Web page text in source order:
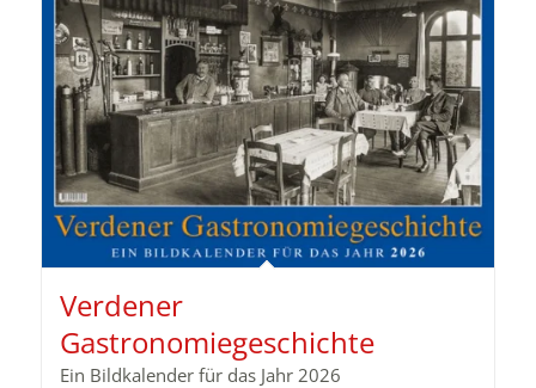
Verdener
Gastronomiegeschichte
Ein Bildkalender für das Jahr 2026